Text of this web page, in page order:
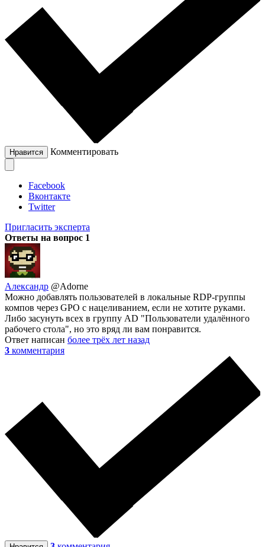
Нравится Комментировать
Facebook
Вконтакте
Twitter
Пригласить эксперта
Ответы на вопрос 1
Александр @Adorne
Можно добавлять пользователей в локальные RDP-группы
компов через GPO с нацеливанием, если не хотите руками.
Либо засунуть всех в группу AD "Пользователи удалённого
рабочего стола", но это вряд ли вам понравится.
Ответ написан более трёх лет назад
3 комментария